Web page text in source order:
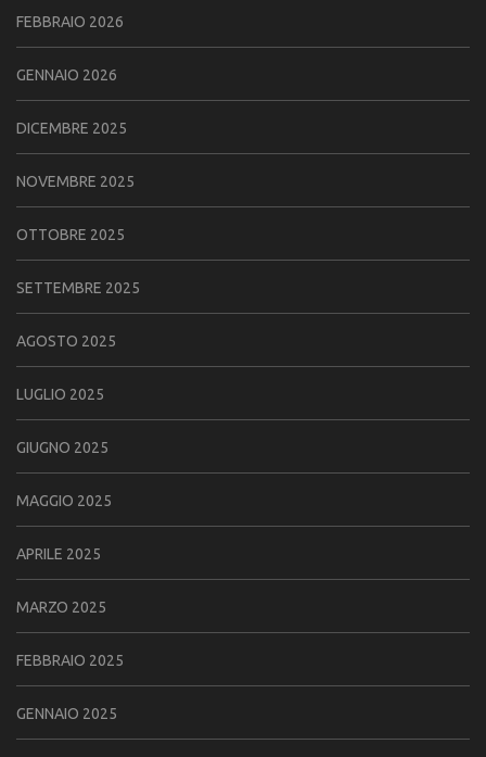
FEBBRAIO 2026
GENNAIO 2026
DICEMBRE 2025
NOVEMBRE 2025
OTTOBRE 2025
SETTEMBRE 2025
AGOSTO 2025
LUGLIO 2025
GIUGNO 2025
MAGGIO 2025
APRILE 2025
MARZO 2025
FEBBRAIO 2025
GENNAIO 2025